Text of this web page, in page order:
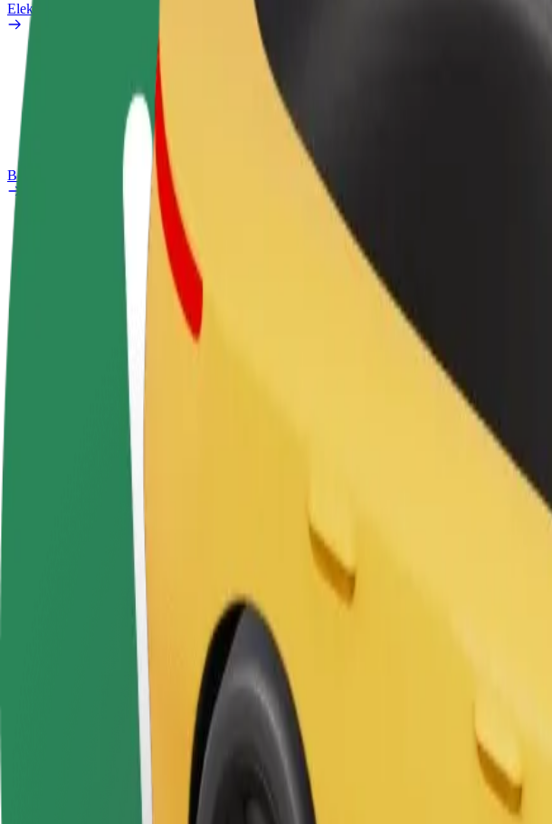
Električni bicikli
Sigurnosni laboratorij
Često postavljana pitanja
Bolt Plus
Kako se pridružiti
Često postavljana pitanja
Zarađuj po vlastitim
Dodaj restoran ili trgovinu
Dosegni više kupaca i povećaj
Kako doći od Lidl do Ditton Nams
Tražiš najbolji način da stigneš od Lidl do Ditton Nams? Istraži naše usluge i pronađi savršenu
Udobnost i praktičnost su nadohvat ruke!
Vozači u ovoj kategoriji mogu pomoći starijim osobama i osobama s invaliditetom. Ako
prilagođenima za invalidska kolica).
Procijenjeno trajanje putovanja